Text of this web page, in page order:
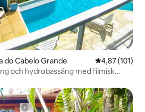
do Cabelo Grande 4,87 av 5 i
4,87 (101)
och hydrobassäng med filmisk